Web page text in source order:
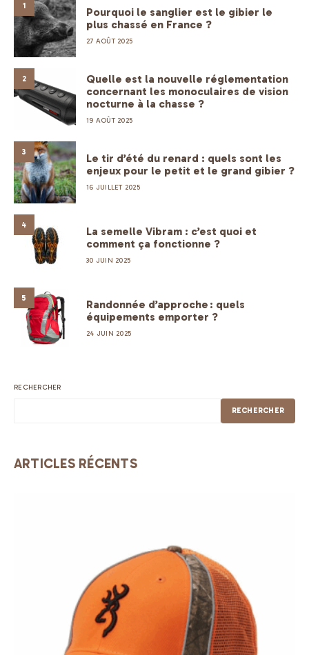
1
Pourquoi le sanglier est le gibier le
plus chassé en France ?
27 AOÛT 2025
2
Quelle est la nouvelle réglementation
concernant les monoculaires de vision
nocturne à la chasse ?
19 AOÛT 2025
3
Le tir d’été du renard : quels sont les
enjeux pour le petit et le grand gibier ?
16 JUILLET 2025
4
La semelle Vibram : c’est quoi et
comment ça fonctionne ?
30 JUIN 2025
5
Randonnée d’approche : quels
équipements emporter ?
24 JUIN 2025
RECHERCHER
RECHERCHER
ARTICLES RÉCENTS